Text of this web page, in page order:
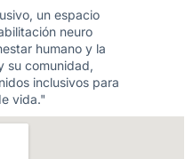
un espacio
neuro
humano y la
su comunidad,
inclusivos para
vida."